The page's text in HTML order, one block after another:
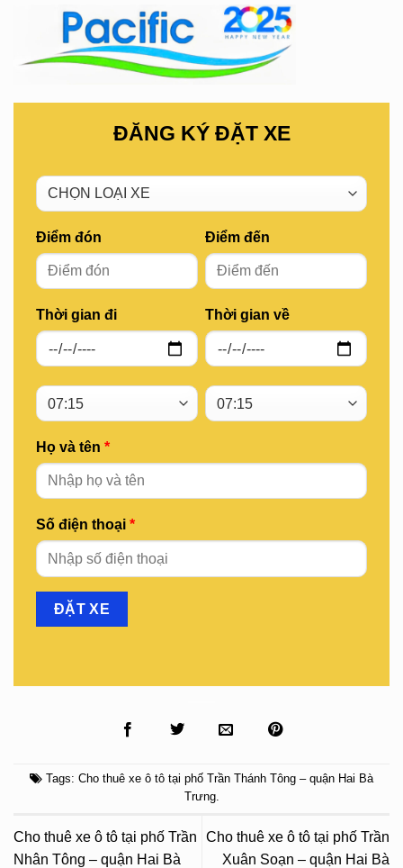
ĐĂNG KÝ ĐẶT XE
Điểm đón
Thời gian đi
Điểm đến
Thời gian về
Họ và tên *
Số điện thoại *
Tags: Cho thuê xe ô tô tại phố Trần Thánh Tông – quận Hai Bà
Trưng.
Cho thuê xe ô tô tại phố Trần
Nhân Tông – quận Hai Bà
Cho thuê xe ô tô tại phố Trần
Xuân Soạn – quận Hai Bà